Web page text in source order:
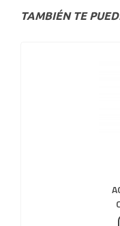
TAMBIÉN TE